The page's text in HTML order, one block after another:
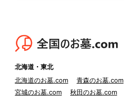
北海道・東北
北海道のお墓.com
青森のお墓.com
宮城のお墓.com
秋田のお墓.com